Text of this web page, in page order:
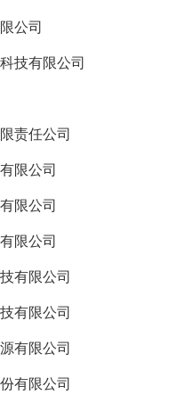
公司
技有限公司
责任公司
限公司
限公司
限公司
有限公司
有限公司
有限公司
有限公司